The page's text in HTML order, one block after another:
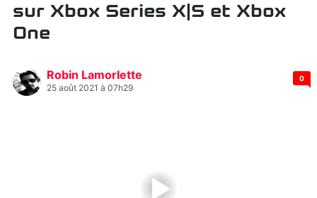
sur Xbox Series X|S et Xbox
One
Robin Lamorlette
25 août 2021 à 07h29
0